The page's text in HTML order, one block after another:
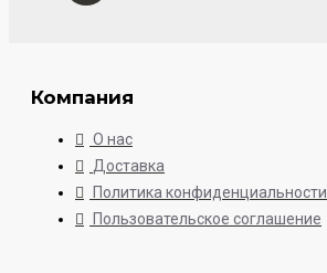
Компания
О нас
Доставка
Политика конфиденциальности
Пользовательское соглашение